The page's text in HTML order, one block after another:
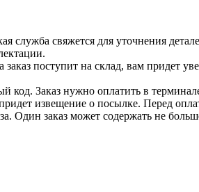
служба свяжется для уточнения
поступит на склад, вам придет
код. Заказ нужно оплатить в
извещение о посылке. Перед
Один заказ может содержать не